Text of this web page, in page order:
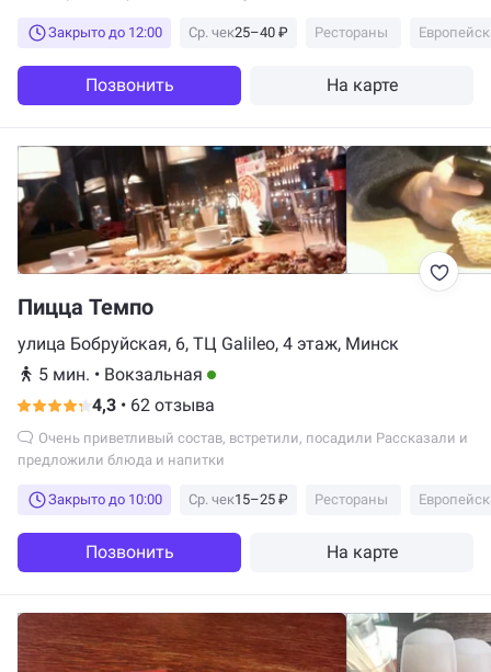
Закрыто до 12:00 Ср. чек25–40 ₽ Рестораны
Позвонить На карте
Пицца Темпо
улица Бобруйская, 6, ТЦ Galileo, 4 этаж, Минск
5 мин. • Вокзальная
4,3 • 62 отзыва
предложили блюда и напитки
Закрыто до 10:00 Ср. чек15–25 ₽ Рестораны
Позвонить На карте